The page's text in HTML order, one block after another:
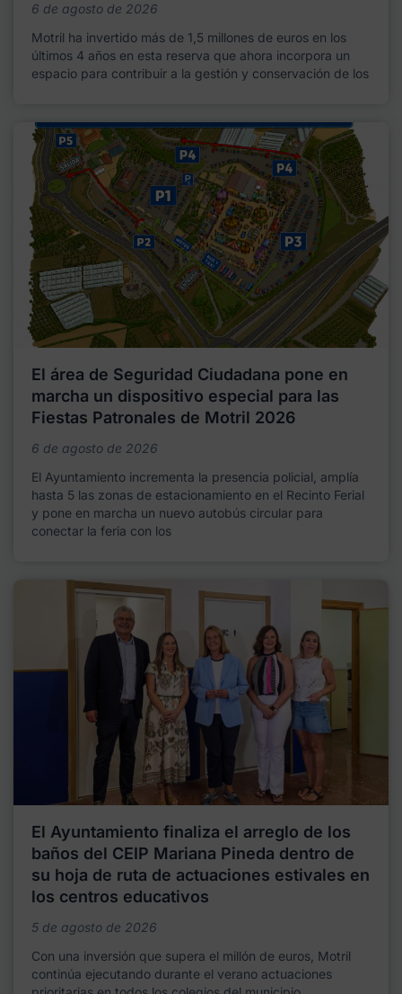
6 de agosto de 2026
Motril ha invertido más de 1,5 millones de euros en los
últimos 4 años en esta reserva que ahora incorpora un
espacio para contribuir a la gestión y conservación de los
El área de Seguridad Ciudadana pone en
marcha un dispositivo especial para las
Fiestas Patronales de Motril 2026
6 de agosto de 2026
El Ayuntamiento incrementa la presencia policial, amplía
hasta 5 las zonas de estacionamiento en el Recinto Ferial
y pone en marcha un nuevo autobús circular para
conectar la feria con los
El Ayuntamiento finaliza el arreglo de los
baños del CEIP Mariana Pineda dentro de
su hoja de ruta de actuaciones estivales en
los centros educativos
5 de agosto de 2026
Con una inversión que supera el millón de euros, Motril
continúa ejecutando durante el verano actuaciones